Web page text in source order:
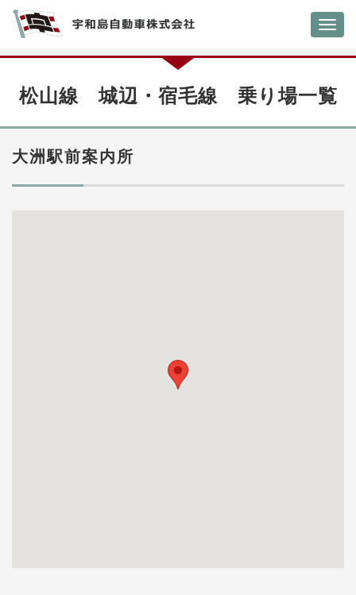
松山線 城辺・宿毛線 乗り場一覧
大洲駅前案内所